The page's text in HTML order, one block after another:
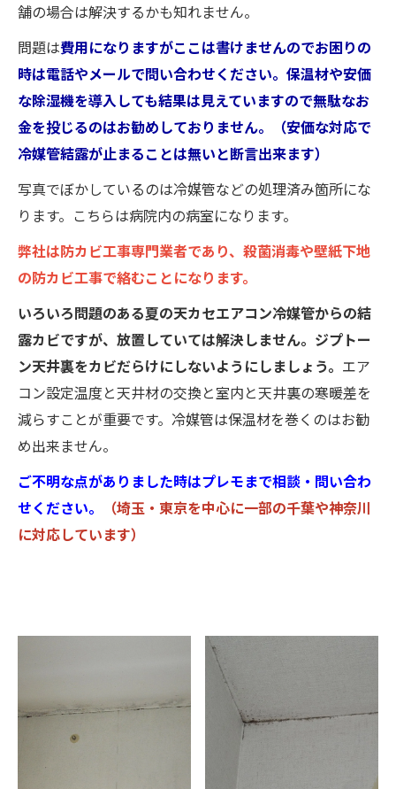
舗の場合は解決するかも知れません。
問題は費用になりますがここは書けませんのでお困りの
時は電話やメールで問い合わせください。保温材や安価
な除湿機を導入しても結果は見えていますので無駄なお
金を投じるのはお勧めしておりません。（安価な対応で
冷媒管結露が止まることは無いと断言出来ます）
写真でぼかしているのは冷媒管などの処理済み箇所にな
ります。こちらは病院内の病室になります。
弊社は防カビ工事専門業者であり、殺菌消毒や壁紙下地
の防カビ工事で絡むことになります。
いろいろ問題のある夏の天カセエアコン冷媒管からの結
露カビですが、放置していては解決しません。ジプトー
ン天井裏をカビだらけにしないようにしましょう。 エア
コン設定温度と天井材の交換と室内と天井裏の寒暖差を
減らすことが重要です。冷媒管は保温材を巻くのはお勧
め出来ません。
ご不明な点がありました時はプレモまで相談・問い合わ
せください。
（埼玉・東京を中心に一部の千葉や神奈川
に対応しています）